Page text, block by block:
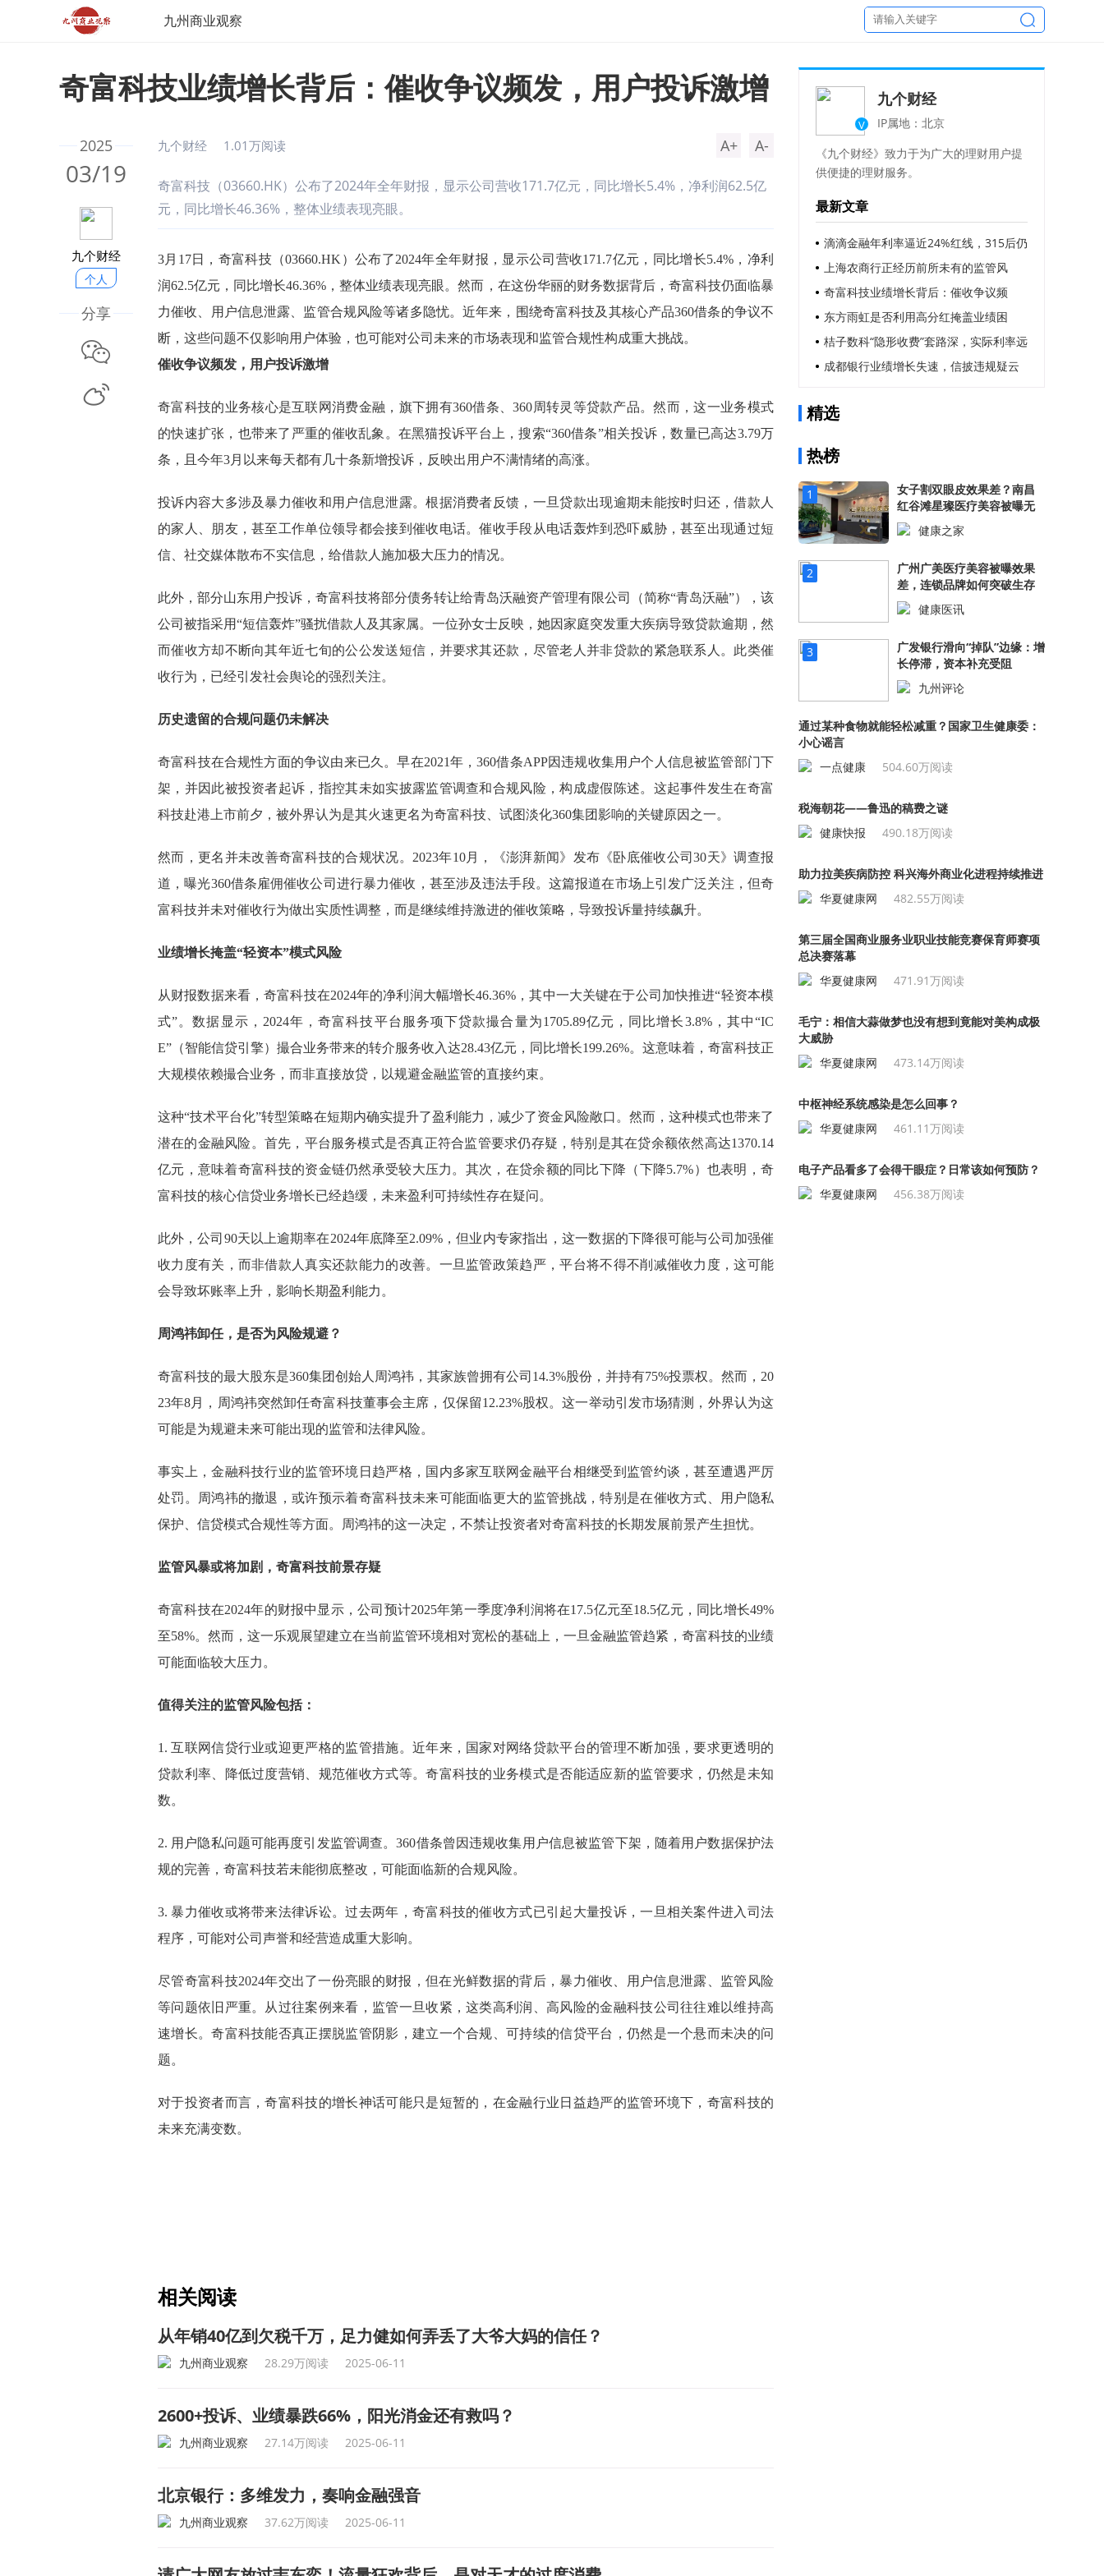
九州商业观察
奇富科技业绩增长背后：催收争议频发，用户投诉激增
2025
03/19
九个财经
个人
分享
九个财经 1.01万阅读 A+ A-
奇富科技（03660.HK）公布了2024年全年财报，显示公司营收171.7亿元，同比增长5.4%，净利润62.5亿
元，同比增长46.36%，整体业绩表现亮眼。
3月17日，奇富科技（03660.HK）公布了2024年全年财报，显示公司营收171.7亿元，同比增长5.4%，净利
润62.5亿元，同比增长46.36%，整体业绩表现亮眼。然而，在这份华丽的财务数据背后，奇富科技仍面临暴
力催收、用户信息泄露、监管合规风险等诸多隐忧。近年来，围绕奇富科技及其核心产品360借条的争议不
断，这些问题不仅影响用户体验，也可能对公司未来的市场表现和监管合规性构成重大挑战。
催收争议频发，用户投诉激增
奇富科技的业务核心是互联网消费金融，旗下拥有360借条、360周转灵等贷款产品。然而，这一业务模式
的快速扩张，也带来了严重的催收乱象。在黑猫投诉平台上，搜索“360借条”相关投诉，数量已高达3.79万
条，且今年3月以来每天都有几十条新增投诉，反映出用户不满情绪的高涨。
投诉内容大多涉及暴力催收和用户信息泄露。根据消费者反馈，一旦贷款出现逾期未能按时归还，借款人
的家人、朋友，甚至工作单位领导都会接到催收电话。催收手段从电话轰炸到恐吓威胁，甚至出现通过短
信、社交媒体散布不实信息，给借款人施加极大压力的情况。
此外，部分山东用户投诉，奇富科技将部分债务转让给青岛沃融资产管理有限公司（简称“青岛沃融”），该
公司被指采用“短信轰炸”骚扰借款人及其家属。一位孙女士反映，她因家庭突发重大疾病导致贷款逾期，然
而催收方却不断向其年近七旬的公公发送短信，并要求其还款，尽管老人并非贷款的紧急联系人。此类催
收行为，已经引发社会舆论的强烈关注。
历史遗留的合规问题仍未解决
奇富科技在合规性方面的争议由来已久。早在2021年，360借条APP因违规收集用户个人信息被监管部门下
架，并因此被投资者起诉，指控其未如实披露监管调查和合规风险，构成虚假陈述。这起事件发生在奇富
科技赴港上市前夕，被外界认为是其火速更名为奇富科技、试图淡化360集团影响的关键原因之一。
然而，更名并未改善奇富科技的合规状况。2023年10月，《澎湃新闻》发布《卧底催收公司30天》调查报
道，曝光360借条雇佣催收公司进行暴力催收，甚至涉及违法手段。这篇报道在市场上引发广泛关注，但奇
富科技并未对催收行为做出实质性调整，而是继续维持激进的催收策略，导致投诉量持续飙升。
业绩增长掩盖“轻资本”模式风险
从财报数据来看，奇富科技在2024年的净利润大幅增长46.36%，其中一大关键在于公司加快推进“轻资本模
式”。数据显示，2024年，奇富科技平台服务项下贷款撮合量为1705.89亿元，同比增长3.8%，其中“IC
E”（智能信贷引擎）撮合业务带来的转介服务收入达28.43亿元，同比增长199.26%。这意味着，奇富科技正
大规模依赖撮合业务，而非直接放贷，以规避金融监管的直接约束。
这种“技术平台化”转型策略在短期内确实提升了盈利能力，减少了资金风险敞口。然而，这种模式也带来了
潜在的金融风险。首先，平台服务模式是否真正符合监管要求仍存疑，特别是其在贷余额依然高达1370.14
亿元，意味着奇富科技的资金链仍然承受较大压力。其次，在贷余额的同比下降（下降5.7%）也表明，奇
富科技的核心信贷业务增长已经趋缓，未来盈利可持续性存在疑问。
此外，公司90天以上逾期率在2024年底降至2.09%，但业内专家指出，这一数据的下降很可能与公司加强催
收力度有关，而非借款人真实还款能力的改善。一旦监管政策趋严，平台将不得不削减催收力度，这可能
会导致坏账率上升，影响长期盈利能力。
周鸿祎卸任，是否为风险规避？
奇富科技的最大股东是360集团创始人周鸿祎，其家族曾拥有公司14.3%股份，并持有75%投票权。然而，20
23年8月，周鸿祎突然卸任奇富科技董事会主席，仅保留12.23%股权。这一举动引发市场猜测，外界认为这
可能是为规避未来可能出现的监管和法律风险。
事实上，金融科技行业的监管环境日趋严格，国内多家互联网金融平台相继受到监管约谈，甚至遭遇严厉
处罚。周鸿祎的撤退，或许预示着奇富科技未来可能面临更大的监管挑战，特别是在催收方式、用户隐私
保护、信贷模式合规性等方面。周鸿祎的这一决定，不禁让投资者对奇富科技的长期发展前景产生担忧。
监管风暴或将加剧，奇富科技前景存疑
奇富科技在2024年的财报中显示，公司预计2025年第一季度净利润将在17.5亿元至18.5亿元，同比增长49%
至58%。然而，这一乐观展望建立在当前监管环境相对宽松的基础上，一旦金融监管趋紧，奇富科技的业绩
可能面临较大压力。
值得关注的监管风险包括：
1. 互联网信贷行业或迎更严格的监管措施。近年来，国家对网络贷款平台的管理不断加强，要求更透明的
贷款利率、降低过度营销、规范催收方式等。奇富科技的业务模式是否能适应新的监管要求，仍然是未知
数。
2. 用户隐私问题可能再度引发监管调查。360借条曾因违规收集用户信息被监管下架，随着用户数据保护法
规的完善，奇富科技若未能彻底整改，可能面临新的合规风险。
3. 暴力催收或将带来法律诉讼。过去两年，奇富科技的催收方式已引起大量投诉，一旦相关案件进入司法
程序，可能对公司声誉和经营造成重大影响。
尽管奇富科技2024年交出了一份亮眼的财报，但在光鲜数据的背后，暴力催收、用户信息泄露、监管风险
等问题依旧严重。从过往案例来看，监管一旦收紧，这类高利润、高风险的金融科技公司往往难以维持高
速增长。奇富科技能否真正摆脱监管阴影，建立一个合规、可持续的信贷平台，仍然是一个悬而未决的问
题。
对于投资者而言，奇富科技的增长神话可能只是短暂的，在金融行业日益趋严的监管环境下，奇富科技的
未来充满变数。
相关阅读
从年销40亿到欠税千万，足力健如何弄丢了大爷大妈的信任？
九州商业观察 28.29万阅读 2025-06-11
2600+投诉、业绩暴跌66%，阳光消金还有救吗？
九州商业观察 27.14万阅读 2025-06-11
北京银行：多维发力，奏响金融强音
九州商业观察 37.62万阅读 2025-06-11
V
九个财经
IP属地：北京
《九个财经》致力于为广大的理财用户提
供便捷的理财服务。
最新文章
滴滴金融年利率逼近24%红线，315后仍
顶风作案
上海农商行正经历前所未有的监管风
暴？
奇富科技业绩增长背后：催收争议频
发，用户投诉激增
东方雨虹是否利用高分红掩盖业绩困
境，为实控人的高质押“输血”？
桔子数科“隐形收费”套路深，实际利率远
超监管红线
成都银行业绩增长失速，信披违规疑云
精选
热榜
1
女子割双眼皮效果差？南昌
红谷滩星璨医疗美容被曝无
证行医！
健康之家
2
广州广美医疗美容被曝效果
差，连锁品牌如何突破生存
困境？
健康医讯
3
广发银行滑向“掉队”边缘：增
长停滞，资本补充受阻
九州评论
通过某种食物就能轻松减重？国家卫生健康委：
小心谣言
一点健康
504.60万阅读
税海朝花——鲁迅的稿费之谜
健康快报
490.18万阅读
助力拉美疾病防控 科兴海外商业化进程持续推进
华夏健康网
482.55万阅读
第三届全国商业服务业职业技能竞赛保育师赛项
总决赛落幕
华夏健康网
471.91万阅读
毛宁：相信大蒜做梦也没有想到竟能对美构成极
大威胁
华夏健康网
473.14万阅读
中枢神经系统感染是怎么回事？
华夏健康网
461.11万阅读
电子产品看多了会得干眼症？日常该如何预防？
华夏健康网
456.38万阅读